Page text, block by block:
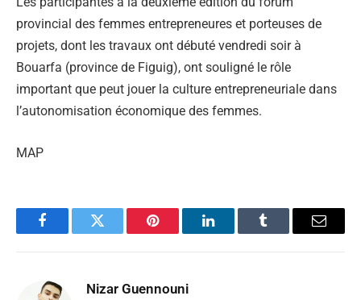
provincial des femmes entrepreneures et porteuses de
projets, dont les travaux ont débuté vendredi soir à
Bouarfa (province de Figuig), ont souligné le rôle
important que peut jouer la culture entrepreneuriale dans
l’autonomisation économique des femmes.
MAP
FacebookTwitter Pinterest LinkedInTumblr Email
Nizar Guennouni